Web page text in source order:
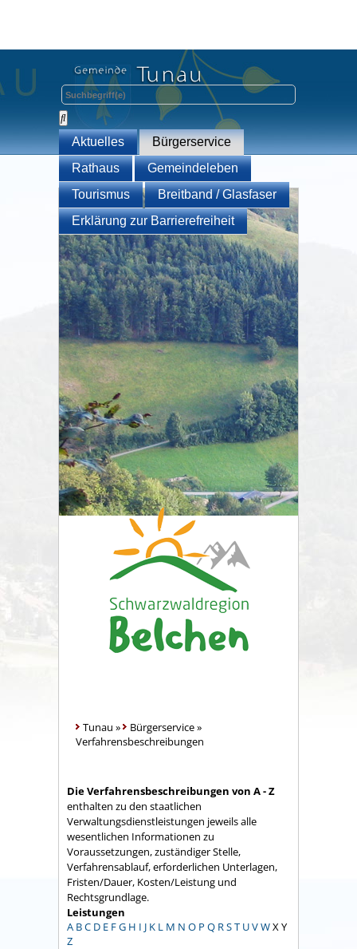
Aktuelles
Bürgerservice
Rathaus
Gemeindeleben
Tourismus
Breitband / Glasfaser
Erklärung zur Barrierefreiheit
Tunau » Bürgerservice»
Verfahrensbeschreibungen
Die Verfahrensbeschreibungen von A - Z
enthalten zu den staatlichen
Verwaltungsdienstleistungen jeweils alle
wesentlichen Informationen zu
Voraussetzungen, zuständiger Stelle,
Verfahrensablauf, erforderlichen Unterlagen,
Fristen/Dauer, Kosten/Leistung und
Rechtsgrundlage.
Leistungen
A BC D E FG H I J K L M N O P Q RST UVWX Y
Z